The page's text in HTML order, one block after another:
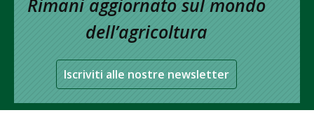
Rimani aggiornato sul mondo
dell’agricoltura
Iscriviti alle nostre newsletter